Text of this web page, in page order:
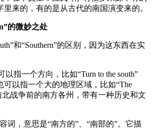
来的，有的是从古代的南国演变来的。
的微妙之处
和“Southern”的区别，因为这东西在实
以指一个方向，比如“Turn to the south”
可以指一个大的地理区域，比如“The
北战争前的南方各州，带有一种历史和文
词，意思是“南方的”、“南部的”。它描